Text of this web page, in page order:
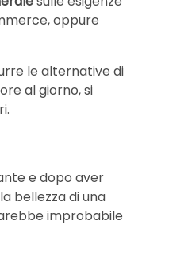
oppure
le alternative di
al giorno, si
e dopo aver
bellezza di una
improbabile